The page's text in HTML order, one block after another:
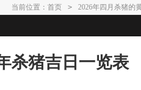
当前位置： 首页 > 2026年四月杀猪的
杀猪吉日一览表